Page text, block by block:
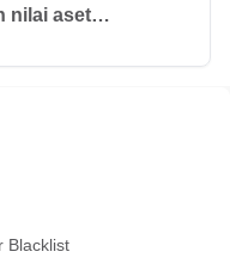
nilai aset
permanen. Yuk,
ini!
Blacklist